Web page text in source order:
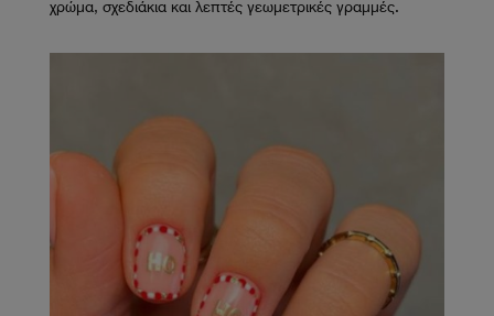
χρώμα, σχεδιάκια και λεπτές γεωμετρικές γραμμές.